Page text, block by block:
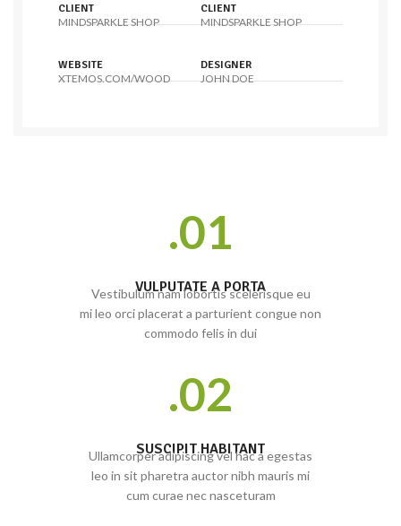
CLIENT
MINDSPARKLE SHOP
CLIENT
MINDSPARKLE SHOP
DESIGNER
JOHN DOE
WEBSITE
XTEMOS.COM/WOOD
01.
VULPUTATE A PORTA
Vestibulum nam lobortis scelerisque eu
mi leo orci placerat a parturient congue non
commodo felis in dui
02.
SUSCIPIT HABITANT
Ullamcorper adipiscing vel hac a egestas
leo in sit pharetra auctor nibh mauris mi
cum curae nec nasceturam